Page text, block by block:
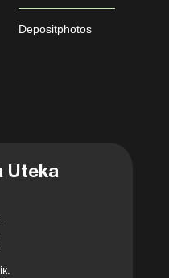
Depositphotos
Uteka